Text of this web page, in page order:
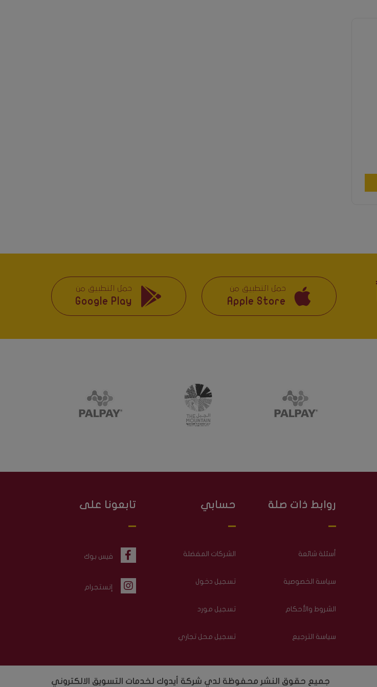
حمل التطبيق من
Apple Store
حمل التطبيق من
Google Play
روابط ذات صلة
أسئلة شائعة
سياسة الخصوصية
الشروط والأحكام
سياسة الترجيع
حسابي
الشركات المفضلة
تسجيل دخول
تسجيل مورد
تسجيل محل تجاري
تابعونا على
فيس بوك
إنستجرام
جميع حقوق النشر محفوظة لدي شركة أيدوك لخدمات التسويق الالكتروني